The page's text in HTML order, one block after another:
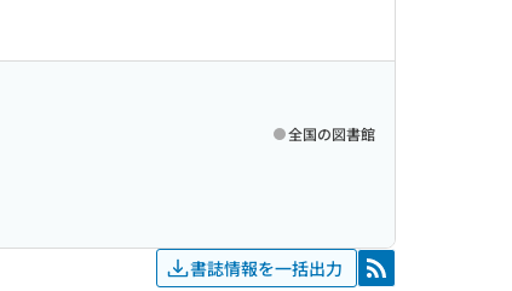
全国の図書館
書誌情報を一括出力 RSS